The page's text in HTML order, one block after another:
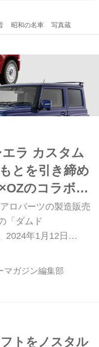
昭和の名車 写真蔵
ラ カスタム
とを引き締め
のコラボホ
。東京オート
見逃すな！
ロパーツの製造販売
「ダムド
2024年1月12日
「東京オートサロン
）」での出展概要を
トしたユニークモデ
もとを飾るのは、オ
マガジン編集部
トをノスタル